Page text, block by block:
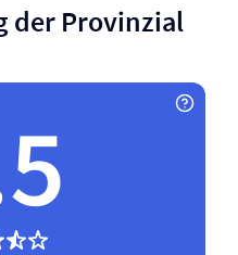
der Provinzial